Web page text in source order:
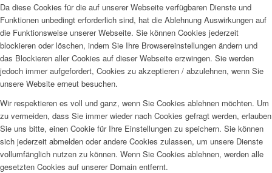
Da diese Cookies für die auf unserer Webseite verfügbaren Dienste und
Funktionen unbedingt erforderlich sind, hat die Ablehnung Auswirkungen auf
die Funktionsweise unserer Webseite. Sie können Cookies jederzeit
blockieren oder löschen, indem Sie Ihre Browsereinstellungen ändern und
das Blockieren aller Cookies auf dieser Webseite erzwingen. Sie werden
jedoch immer aufgefordert, Cookies zu akzeptieren / abzulehnen, wenn Sie
unsere Website erneut besuchen.
Wir respektieren es voll und ganz, wenn Sie Cookies ablehnen möchten. Um
zu vermeiden, dass Sie immer wieder nach Cookies gefragt werden, erlauben
Sie uns bitte, einen Cookie für Ihre Einstellungen zu speichern. Sie können
sich jederzeit abmelden oder andere Cookies zulassen, um unsere Dienste
vollumfänglich nutzen zu können. Wenn Sie Cookies ablehnen, werden alle
gesetzten Cookies auf unserer Domain entfernt.